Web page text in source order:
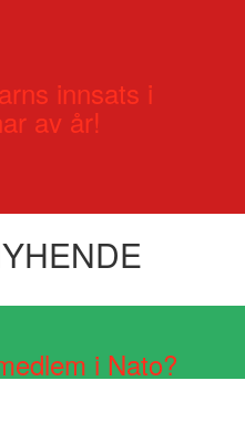
innsats i
av år!
i Nato?